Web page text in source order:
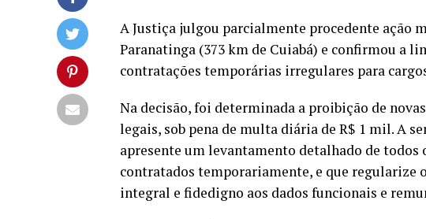
A Justiça julgou parcialmente procedente ação
Paranatinga (373 km de Cuiabá) e confirmou a
contratações temporárias irregulares para
Na decisão, foi determinada a proibição de
legais, sob pena de multa diária de R$ 1 mil. A
apresente um levantamento detalhado de todos
contratados temporariamente, e que regularize
integral e fidedigno aos dados funcionais e